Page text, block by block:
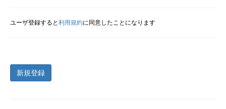
ユーザ登録すると利用規約に同意したことになります
新規登録